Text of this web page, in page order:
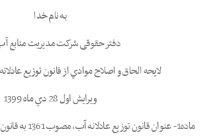
ﺑﻪ ﻧﺎم ﺧﺪا
دﻓﺘﺮ ﺣﻘﻮﻗﯽ ﺷﺮﮐﺖ ﻣﺪﯾﺮﯾﺖ ﻣﻨﺎﺑﻊ
ﻻﯾﺤﻪ اﻟﺤﺎق و اﺻﻼح ﻣﻮادي از ﻗﺎﻧﻮن ﺗﻮزﯾﻊ
وﯾﺮاﯾﺶ اول 28 دي ﻣﺎه 1399
ﻣﺎده1- ﻋﻨﻮان